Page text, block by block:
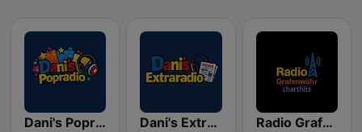
Dani's Popradio Dani's Extraradio Radio Grafenwöhr - charthits